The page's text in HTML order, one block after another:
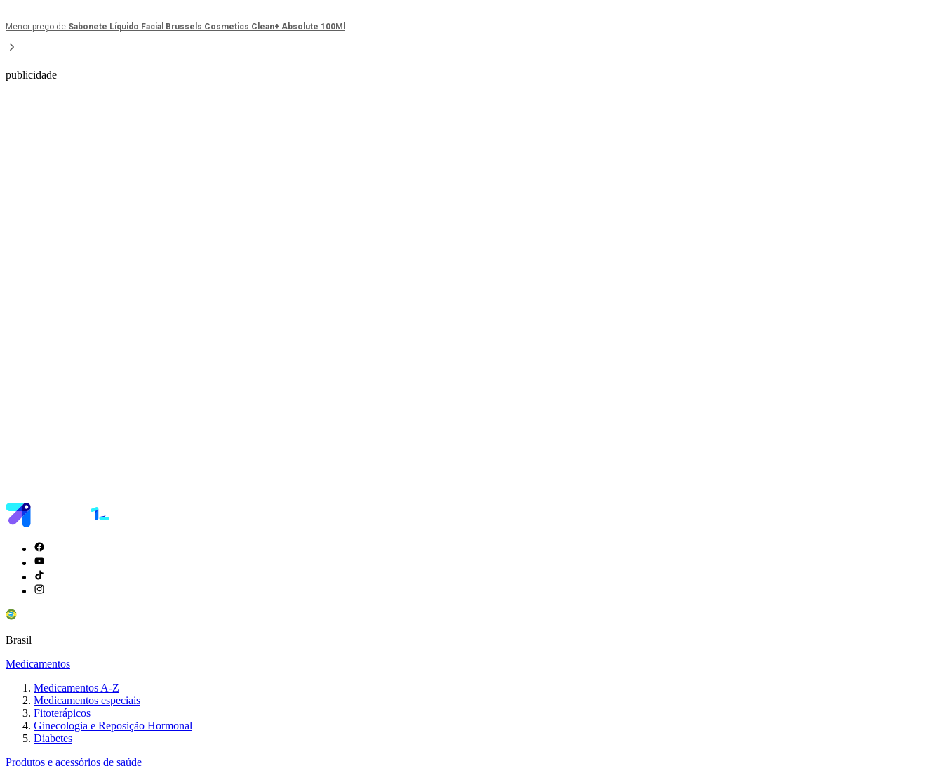
Menor preço de Sabonete Líquido Facial Brussels Cosmetics Clean+ Absolute 100Ml
publicidade
Brasil
Medicamentos
Medicamentos A-Z
Medicamentos especiais
Fitoterápicos
Ginecologia e Reposição Hormonal
Diabetes
Produtos e acessórios de saúde